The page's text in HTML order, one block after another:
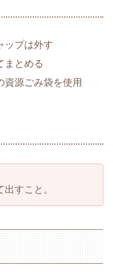
ップは外す
まとめる
資源ごみ袋を使用
すこと。